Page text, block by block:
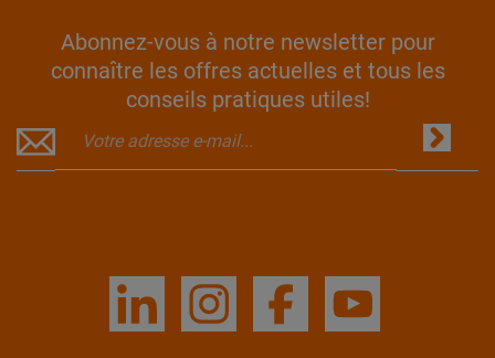
Abonnez-vous à notre newsletter pour
connaître les offres actuelles et tous les
conseils pratiques utiles!